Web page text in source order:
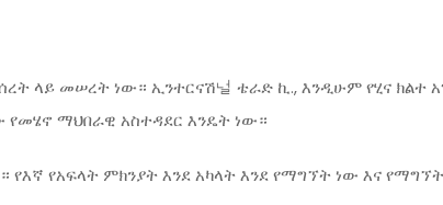
ላይ መሠረት ነው። ኢንተርናሽ널 ቴራድ ኪ., እንዲሁም የሂና
ማህበራዊ አስተዳደር እንዴት ነው።
የአፍላት ምክንያት እንደ አካላት እንደ የማግኘት ነው እና